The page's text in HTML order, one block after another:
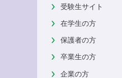
受験生サイト
在学生の方
保護者の方
卒業生の方
企業の方